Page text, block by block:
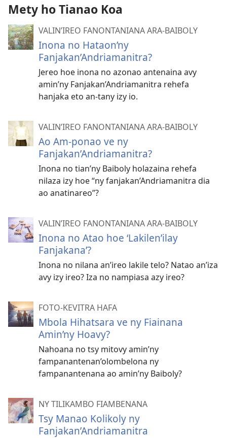
Mety ho Tianao Koa
VALIN’IREO FANONTANIANA ARA-BAIBOLY
Inona no Hataon’ny
Fanjakan’Andriamanitra?
Jereo hoe inona no azonao antenaina avy
amin’ny Fanjakan’Andriamanitra rehefa
hanjaka eto an-tany izy io.
VALIN’IREO FANONTANIANA ARA-BAIBOLY
Ao Am-ponao ve ny
Fanjakan’Andriamanitra?
Inona no tian’ny Baiboly holazaina rehefa
nilaza izy hoe “ny fanjakan’Andriamanitra dia
ao anatinareo”?
VALIN’IREO FANONTANIANA ARA-BAIBOLY
Inona no Atao hoe ‘Lakilen’ilay
Fanjakana’?
Inona no nilana an’ireo lakile telo? Natao an’iza
avy izy ireo? Iza no nampiasa azy ireo?
FOTO-KEVITRA HAFA
Mbola Hihatsara ve ny Fiainana
Amin’ny Hoavy?
Nahoana no tsy mitovy amin’ny
fampanantenan’olombelona ny
fampanantenana ao amin’ny Baiboly?
NY TILIKAMBO FIAMBENANA
Tsy Manao Kolikoly ny
Fanjakan’Andriamanitra